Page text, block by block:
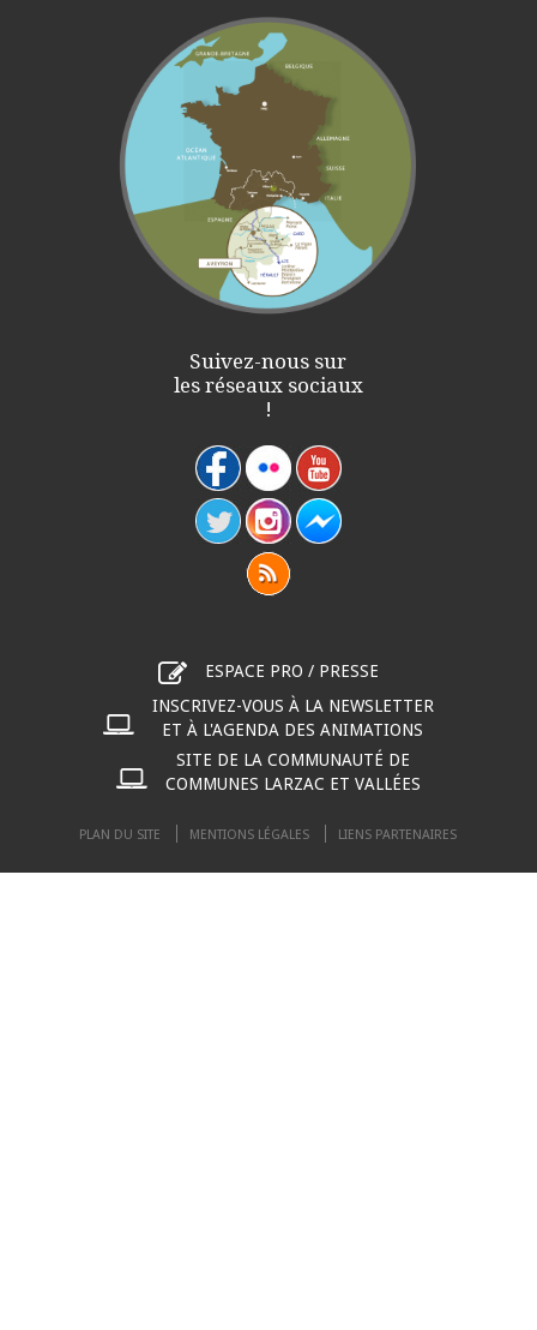
Suivez-nous sur
les réseaux sociaux
!
ESPACE PRO / PRESSE
INSCRIVEZ-VOUS À LA NEWSLETTER
ET À L'AGENDA DES ANIMATIONS
SITE DE LA COMMUNAUTÉ DE
COMMUNES LARZAC ET VALLÉES
PLAN DU SITE MENTIONS LÉGALES LIENS PARTENAIRES